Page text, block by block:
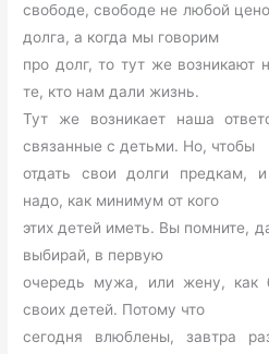
свободе, свободе не любой
долга, а когда мы говорим
про долг, то тут же возникают
те, кто нам дали жизнь.
Тут же возникает наша
связанные с детьми. Но, чтобы
отдать свои долги предкам,
надо, как минимум от кого
этих детей иметь. Вы помните,
выбирай, в первую
очередь мужа, или жену, как
своих детей. Потому что
сегодня влюблены, завтра